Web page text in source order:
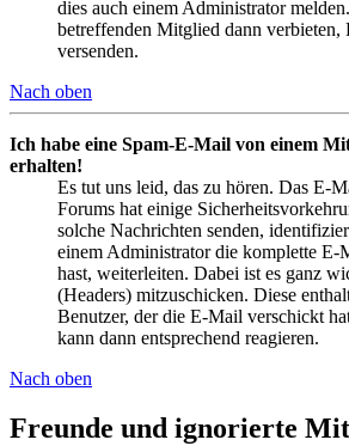
dies auch einem Administrator
betreffenden Mitglied dann verbieten,
versenden.
Nach oben
Ich habe eine Spam-E-Mail von einem
erhalten!
Es tut uns leid, das zu hören. Das E-
Forums hat einige
solche Nachrichten senden,
einem Administrator die komplette E-
hast, weiterleiten. Dabei ist es ganz
(Headers) mitzuschicken. Diese
Benutzer, der die E-Mail verschickt
kann dann entsprechend reagieren.
Nach oben
Freunde und ignorierte